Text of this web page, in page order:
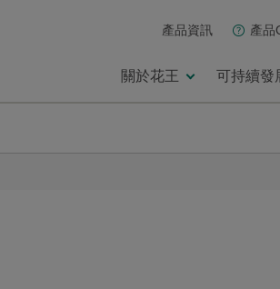
產品資訊 產品
關於花王 可持續發